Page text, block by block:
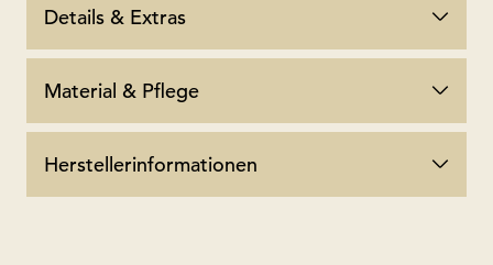
Details & Extras
Material & Pflege
Herstellerinformationen